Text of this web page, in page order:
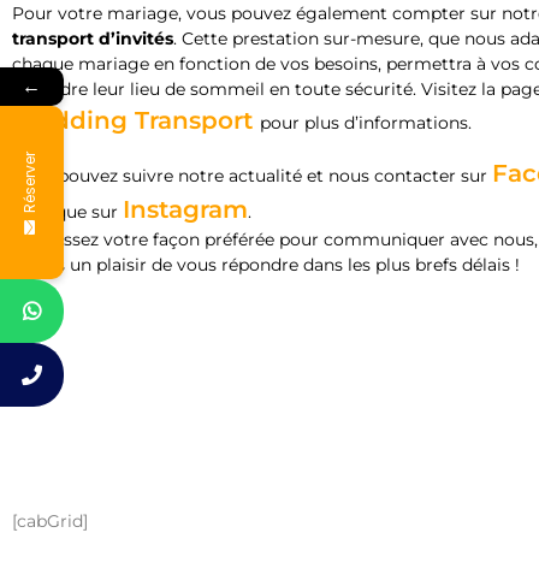
Pour votre mariage, vous pouvez également compter sur
transport d’invités. Cette prestation sur-mesure, que nous
chaque mariage en fonction de vos besoins, permettra à vos
rejoindre leur lieu de sommeil en toute sécurité. Visitez la
Wedding Transport pour plus d’informations.
Vous pouvez suivre notre actualité et nous contacter sur
ainsi que sur Instagram.
Choisissez votre façon préférée pour communiquer avec
ferons un plaisir de vous répondre dans les plus brefs délais !
[cabGrid]
←
Réserver